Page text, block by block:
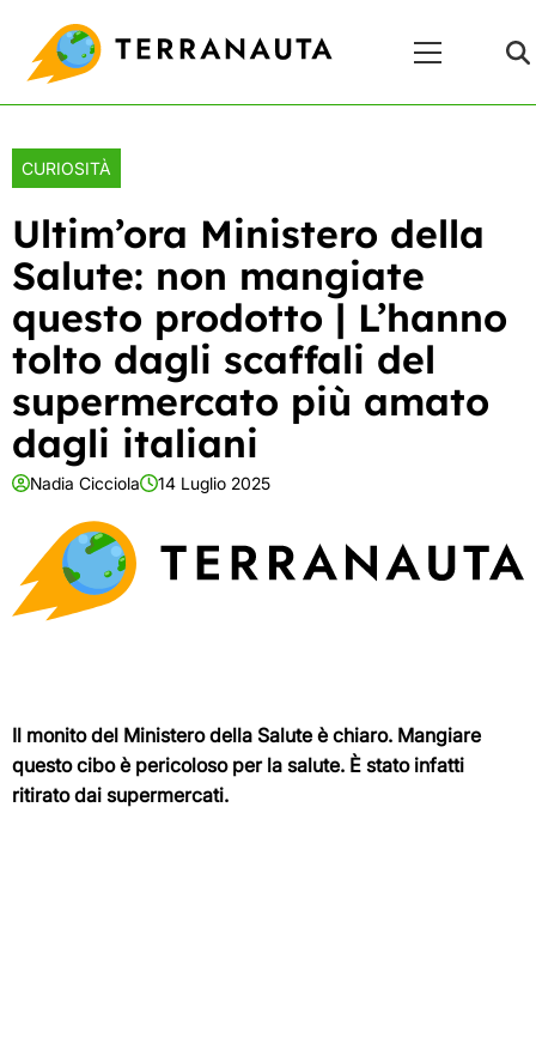
content
Principale
CURIOSITÀ
Ultim’ora Ministero della
Salute: non mangiate
questo prodotto | L’hanno
tolto dagli scaffali del
supermercato più amato
dagli italiani
Nadia Cicciola 14 Luglio 2025
Il monito del Ministero della Salute è chiaro. Mangiare
questo cibo è pericoloso per la salute. È stato infatti
ritirato dai supermercati.